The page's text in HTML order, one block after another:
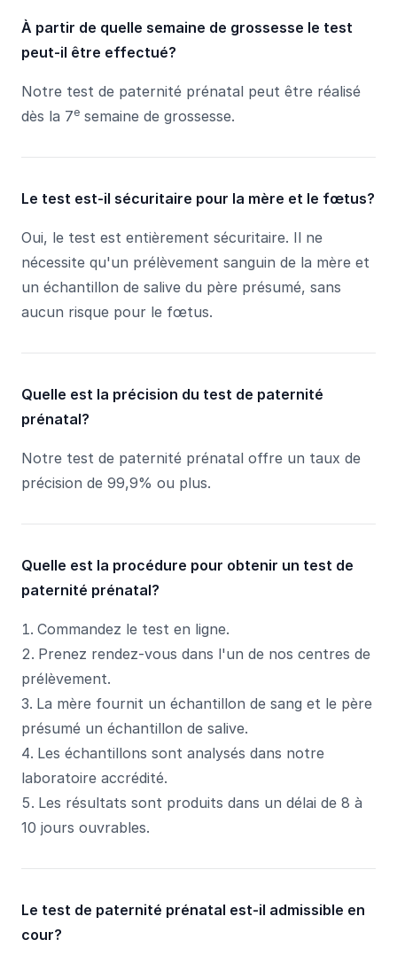
À partir de quelle semaine de grossesse le test
peut-il être effectué?
Notre test de paternité prénatal peut être réalisé
dès la 7e semaine de grossesse.
Le test est-il sécuritaire pour la mère et le fœtus?
Oui, le test est entièrement sécuritaire. Il ne
nécessite qu'un prélèvement sanguin de la mère et
un échantillon de salive du père présumé, sans
aucun risque pour le fœtus.
Quelle est la précision du test de paternité
prénatal?
Notre test de paternité prénatal offre un taux de
précision de 99,9% ou plus.
Quelle est la procédure pour obtenir un test de
paternité prénatal?
Commandez le test en ligne.
Prenez rendez-vous dans l'un de nos centres de
prélèvement.
La mère fournit un échantillon de sang et le père
présumé un échantillon de salive.
Les échantillons sont analysés dans notre
laboratoire accrédité.
Les résultats sont produits dans un délai de 8 à
10 jours ouvrables.
Le test de paternité prénatal est-il admissible en
cour?